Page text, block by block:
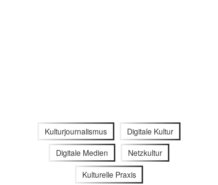
Kulturjournalismus Digitale Kultur
Digitale Medien Netzkultur
Kulturelle Praxis